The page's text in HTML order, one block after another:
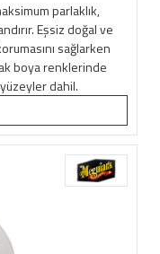
parlaklık,
Eşsiz doğal ve
sağlarken
boya renklerinde
dahil.